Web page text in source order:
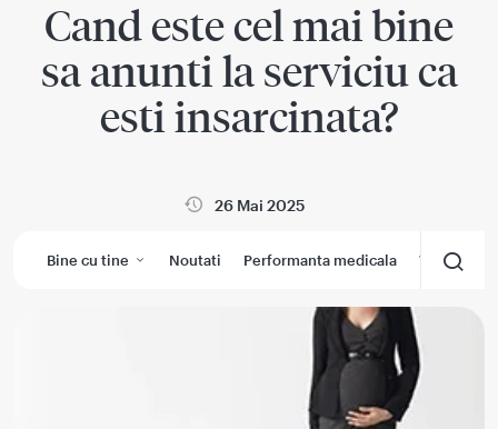
Cand este cel mai bine
sa anunti la serviciu ca
esti insarcinata?
26 Mai 2025
Bine cu tine Noutati Performanta medicala